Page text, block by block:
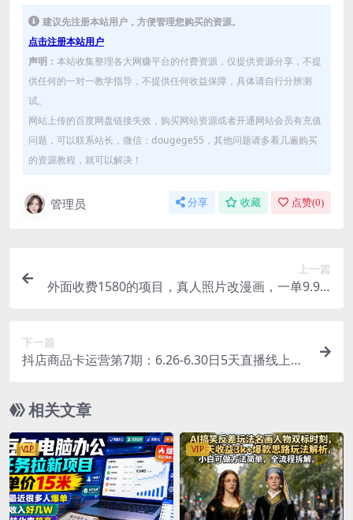
建议先注册本站用户，方便管理您购买的资源。
点击注册本站用户
声明： 本站收集整理各大网赚平台的付费资源，仅提供资源分享，不提
供任何的一对一教学指导，不提供任何收益保障，具体请自行分辨测
试。
网站上传的百度网盘链接失效，购买网站资源或者开通网站会员有充值
问题，可以联系站长，微信：dougege55，其他问题请多看几遍购买
的资源教程，就可以解决！
管理员 分享 收藏 点赞(0)
上一篇
外面收费1580的项目，真人照片改漫画，一单9.9-1
下一篇
抖店商品卡运营第7期：6.26-6.30日5天直播线上训
相关文章
VIP VIP